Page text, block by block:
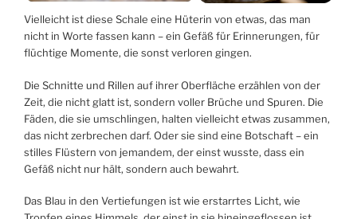
Vielleicht ist diese Schale eine Hüterin von etwas, das man
nicht in Worte fassen kann – ein Gefäß für Erinnerungen, für
flüchtige Momente, die sonst verloren gingen.
Die Schnitte und Rillen auf ihrer Oberfläche erzählen von der
Zeit, die nicht glatt ist, sondern voller Brüche und Spuren. Die
Fäden, die sie umschlingen, halten vielleicht etwas zusammen,
das nicht zerbrechen darf. Oder sie sind eine Botschaft – ein
stilles Flüstern von jemandem, der einst wusste, dass ein
Gefäß nicht nur hält, sondern auch bewahrt.
Das Blau in den Vertiefungen ist wie erstarrtes Licht, wie